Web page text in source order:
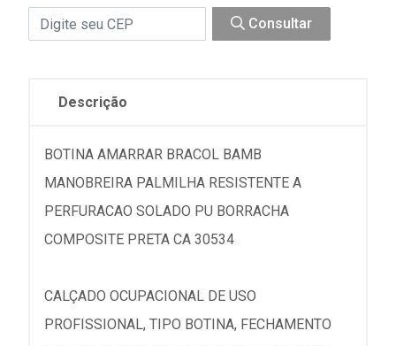
Consultar
Descrição
BOTINA AMARRAR BRACOL BAMB
MANOBREIRA PALMILHA RESISTENTE A
PERFURACAO SOLADO PU BORRACHA
COMPOSITE PRETA CA 30534
CALÇADO OCUPACIONAL DE USO
PROFISSIONAL, TIPO BOTINA, FECHAMENTO